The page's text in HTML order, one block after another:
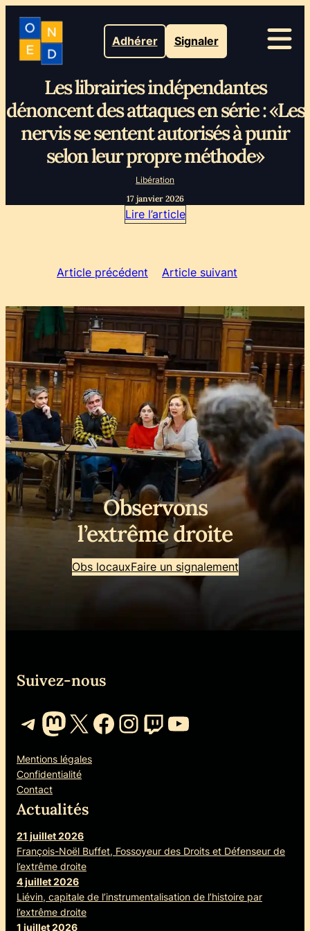
Adhérer Signaler
Les librairies indépendantes
dénoncent des attaques en série : «Les
nervis se sentent autorisés à punir
selon leur propre méthode»
Libération
17 janvier 2026
Lire l’article
Article précédent Article suivant
Observons
l’extrême droite
Obs locauxFaire un signalement
Suivez-nous
Telegram
Mastodon
X Facebook
Instagram
Twitch
YouTube
Mentions légales
Confidentialité
Contact
Actualités
21 juillet 2026
François-Noël Buffet, Fossoyeur des Droits et Défenseur de
l’extrême droite
4 juillet 2026
Liévin, capitale de l’instrumentalisation de l’histoire par
l’extrême droite
1 juillet 2026